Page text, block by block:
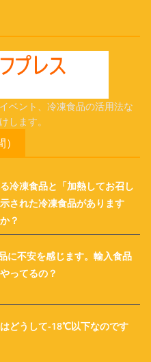
ベント、冷凍食品の活用法な
します。
冷凍食品と「加熱してお召し
された冷凍食品があります
？
不安を感じます。輸入食品
ってるの？
どうして-18℃以下なのです